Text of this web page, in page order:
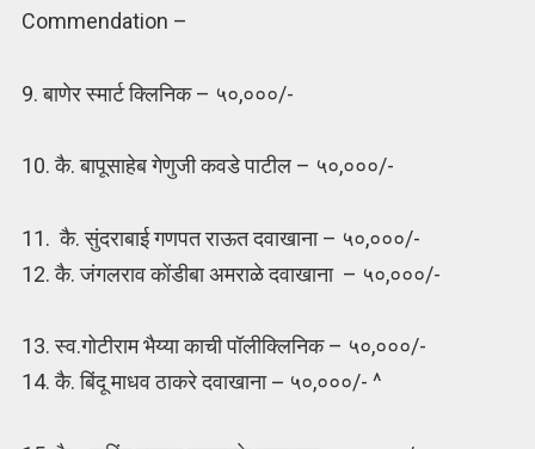
Commendation –
9. बाणेर स्मार्ट क्लिनिक – ५०,०००/-
10. कै. बापूसाहेब गेणुजी कवडे पाटील – ५०,०००/-
11. कै. सुंदराबाई गणपत राऊत दवाखाना – ५०,०००/-
12. कै. जंगलराव कोंडीबा अमराळे दवाखाना – ५०,०००/-
13. स्व.गोटीराम भैय्या काची पॉलीक्लिनिक – ५०,०००/-
14. कै. बिंदू माधव ठाकरे दवाखाना– ५०,०००/- ^